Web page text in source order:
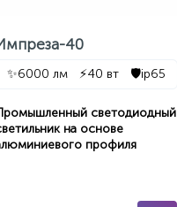
40
✨6000 лм ⚡40 вт 🛡️ip65
светодиодный
на основе
профиля